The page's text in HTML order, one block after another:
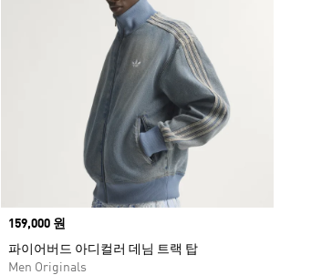
Price
159,000 원
파이어버드 아디컬러 데님 트랙 탑
Men Originals